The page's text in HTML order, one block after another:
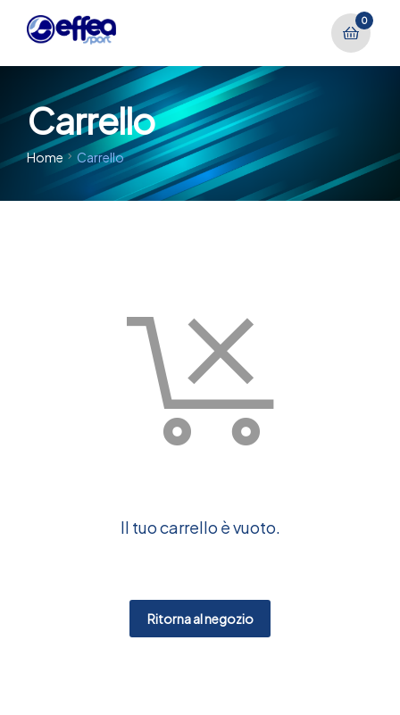
0
Carrello
Home Carrello
Il tuo carrello è vuoto.
Ritorna al negozio